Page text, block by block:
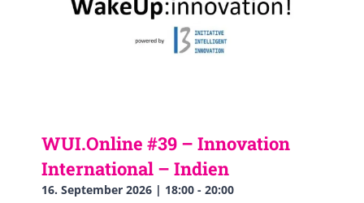
WUI.Online #39 – Innovation
International – Indien
16. September 2026 | 18:00 - 20:00